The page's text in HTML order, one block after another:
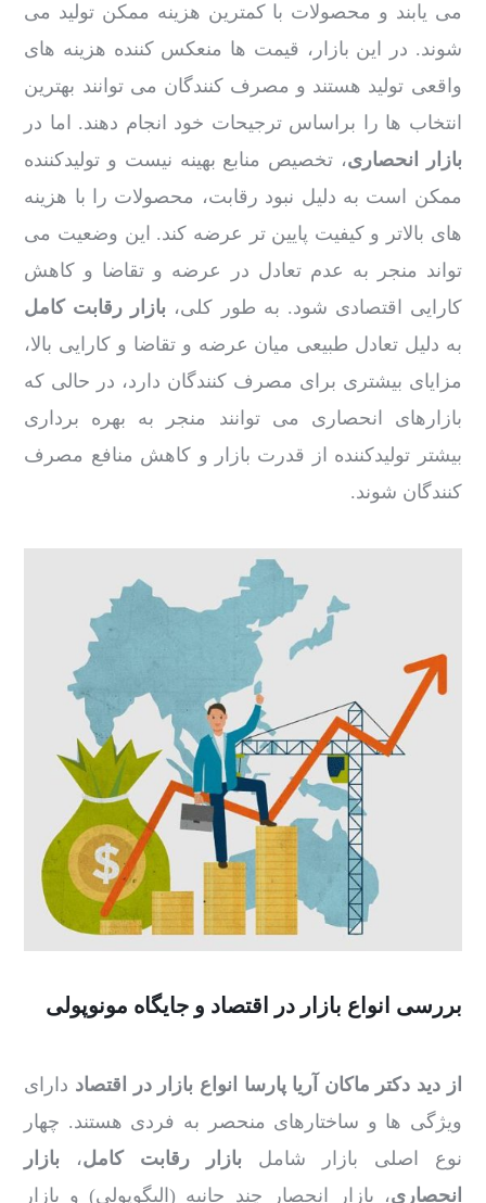
می یابند و محصولات با کمترین هزینه ممکن تولید می
شوند. در این بازار، قیمت ها منعکس کننده هزینه های
واقعی تولید هستند و مصرف کنندگان می توانند بهترین
انتخاب ها را براساس ترجیحات خود انجام دهند. اما در
بازار انحصاری، تخصیص منابع بهینه نیست و تولیدکننده
ممکن است به دلیل نبود رقابت، محصولات را با هزینه
های بالاتر و کیفیت پایین تر عرضه کند. این وضعیت می
تواند منجر به عدم تعادل در عرضه و تقاضا و کاهش
کارایی اقتصادی شود. به طور کلی، بازار رقابت کامل
به دلیل تعادل طبیعی میان عرضه و تقاضا و کارایی بالا،
مزایای بیشتری برای مصرف کنندگان دارد، در حالی که
بازارهای انحصاری می توانند منجر به بهره برداری
بیشتر تولیدکننده از قدرت بازار و کاهش منافع مصرف
کنندگان شوند.
بررسی انواع بازار در اقتصاد و جایگاه مونوپولی
از دید دکتر ماکان آریا پارسا انواع بازار در اقتصاد دارای
ویژگی ها و ساختارهای منحصر به فردی هستند. چهار
نوع اصلی بازار شامل بازار رقابت کامل، بازار
انحصاری، بازار انحصار چند جانبه (الیگوپولی) و بازار